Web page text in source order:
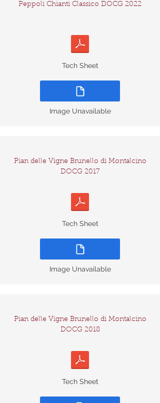
Peppoli Chianti Classico DOCG 2022
Tech Sheet
Image Unavailable
Pian delle Vigne Brunello di Montalcino
DOCG 2017
Tech Sheet
Image Unavailable
Pian delle Vigne Brunello di Montalcino
DOCG 2018
Tech Sheet